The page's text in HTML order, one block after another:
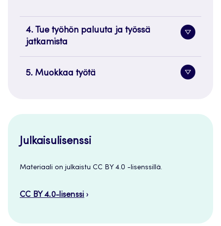
4. Tue työhön paluuta ja työssä
jatkamista
5. Muokkaa työtä
Julkaisulisenssi
Materiaali on julkaistu CC BY 4.0 -lisenssillä.
CC BY 4.0-lisenssi